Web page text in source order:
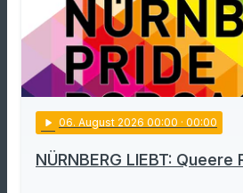
play_arrow 06. August 2026 00:00 · 00:00
NÜRNBERG LIEBT: Queere